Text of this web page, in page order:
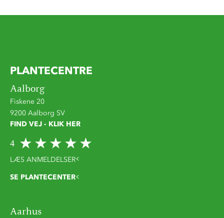
PLANTECENTRE
Aalborg
Fiskene 20
9200 Aalborg SV
FIND VEJ - KLIK HER
4
LÆS ANMELDELSER
SE PLANTECENTER
Aarhus